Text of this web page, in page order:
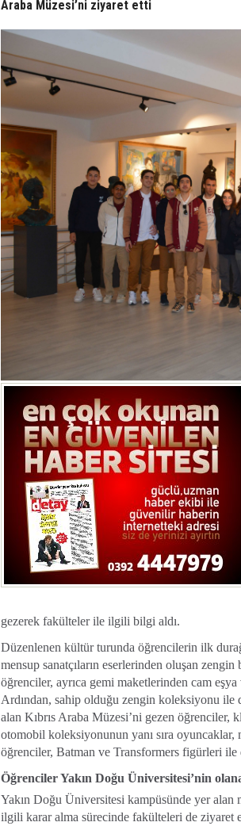
Araba Müzesi’ni ziyaret etti
gezerek fakülteler ile ilgili bilgi aldı.
Düzenlenen kültür turunda öğrencilerin ilk
mensup sanatçıların eserlerinden oluşan
öğrenciler, ayrıca gemi maketlerinden cam
Ardından, sahip olduğu zengin koleksiyonu ile
alan Kıbrıs Araba Müzesi’ni gezen
otomobil koleksiyonunun yanı sıra oyuncaklar,
öğrenciler, Batman ve Transformers figürleri
Öğrenciler Yakın Doğu Üniversitesi’nin
Yakın Doğu Üniversitesi kampüsünde yer alan
ilgili karar alma sürecinde fakülteleri de ziyaret